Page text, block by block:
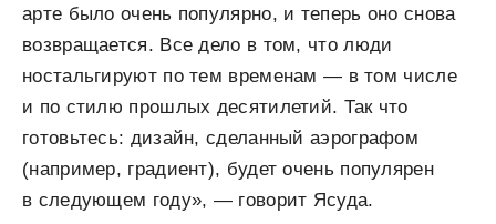
арте было очень популярно, и теперь оно снова
возвращается. Все дело в том, что люди
ностальгируют по тем временам — в том числе
и по стилю прошлых десятилетий. Так что
готовьтесь: дизайн, сделанный аэрографом
(например, градиент), будет очень популярен
в следующем году», — говорит Ясуда.